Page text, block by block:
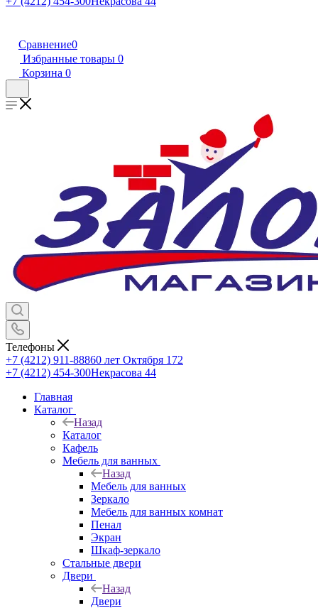
Сравнение0
Избранные товары 0
Корзина 0
Телефоны
+7 (4212) 911-88860 лет Октября 172
+7 (4212) 454-300Некрасова 44
Главная
Каталог
Назад
Каталог
Кафель
Мебель для ванных
Назад
Мебель для ванных
Зеркало
Мебель для ванных комнат
Пенал
Экран
Шкаф-зеркало
Стальные двери
Двери
Назад
Двери